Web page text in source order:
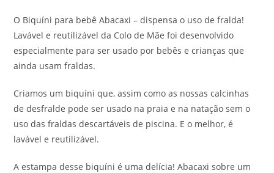
O Biquíni para bebê Abacaxi – dispensa o uso de fralda!
Lavável e reutilizável da Colo de Mãe foi desenvolvido
especialmente para ser usado por bebês e crianças que
ainda usam fraldas.
Criamos um biquíni que, assim como as nossas calcinhas
de desfralde pode ser usado na praia e na natação sem o
uso das fraldas descartáveis de piscina. E o melhor, é
lavável e reutilizável.
A estampa desse biquíni é uma delícia! Abacaxi sobre um